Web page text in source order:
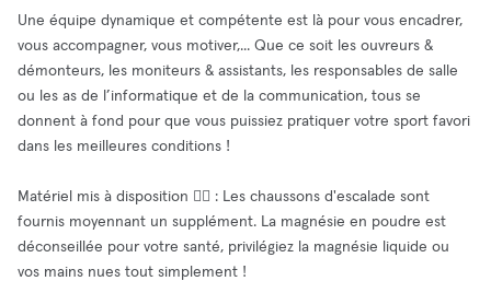
Une équipe dynamique et compétente est là pour vous encadrer,
vous accompagner, vous motiver,... Que ce soit les ouvreurs &
démonteurs, les moniteurs & assistants, les responsables de salle
ou les as de l’informatique et de la communication, tous se
donnent à fond pour que vous puissiez pratiquer votre sport favori
dans les meilleures conditions !
Matériel mis à disposition 🧗‍♂️ : Les chaussons d'escalade sont
fournis moyennant un supplément. La magnésie en poudre est
déconseillée pour votre santé, privilégiez la magnésie liquide ou
vos mains nues tout simplement !